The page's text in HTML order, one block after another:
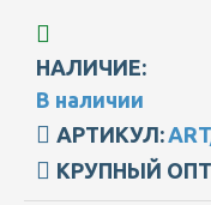
НАЛИЧИЕ:
В наличии
АРТИКУЛ:
КРУПНЫЙ